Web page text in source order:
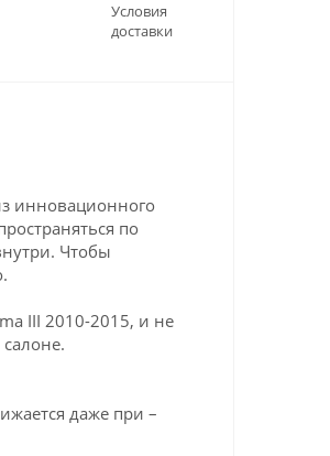
Условия
доставки
инновационного
по
Чтобы
III 2010-2015, и не
даже при –